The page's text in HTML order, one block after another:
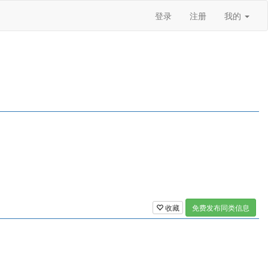
登录 注册 我的
收藏 免费发布同类信息